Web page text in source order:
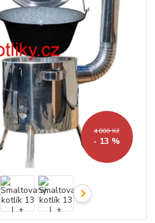
4 800 Kč
- 13 %